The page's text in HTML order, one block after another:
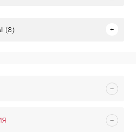
(8)